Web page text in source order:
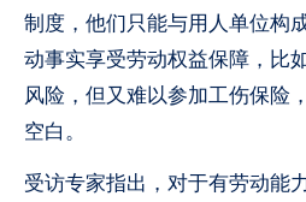
制度，他们只能与用人单位构
动事实享受劳动权益保障，比
风险，但又难以参加工伤保险
空白。
受访专家指出，对于有劳动能